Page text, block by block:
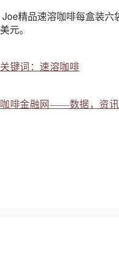
Joe精品速溶咖啡每盒装六
美元。
关键词：速溶咖啡
咖啡金融网——数据，资